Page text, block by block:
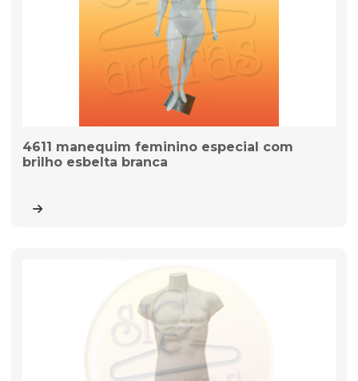
4611 manequim feminino especial com
brilho esbelta branca